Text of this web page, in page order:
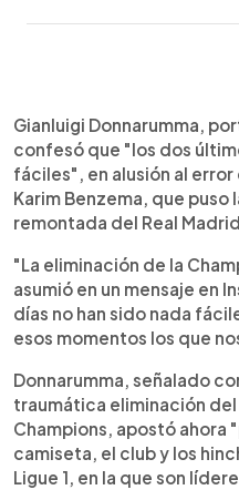
► Escuchar artículo
Gianluigi Donnarumma,
confesó que "los dos
fáciles", en alusión al
Karim Benzema, que puso
remontada del Real
"La eliminación de la
asumió en un mensaje en
días no han sido nada
esos momentos los que
Donnarumma, señalado
traumática eliminación del
Champions, apostó ahora
camiseta, el club y los
Ligue 1, en la que son